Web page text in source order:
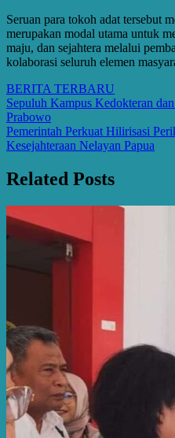
Seruan para tokoh adat tersebut
merupakan modal utama untuk
maju, dan sejahtera melalui
kolaborasi seluruh elemen
BERITA TERBARU
Post
navigation
Sepuluh Kampus Kedokteran
Prabowo
Pemerintah Perkuat Hilirisasi
Kesejahteraan Nelayan Papua
Related Posts